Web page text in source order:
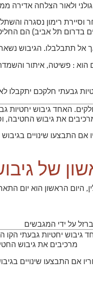
ולאור הצלחה אדירה
רימון נסגרה
בדרום תל אביב) הם
תתבלבלו. הגיבוש
הוא : פשיטה, איתור
גבעתי חלקכם
האחד גיבוש יחטיות
את גיבוש החטיבה,
התבצעו שינויים
של
היום הראשון הוא יום
על ידי המגבשים
יחטיות גבעתי הקו
מרכיבים את גיבוש
אם התבצעו שינויים